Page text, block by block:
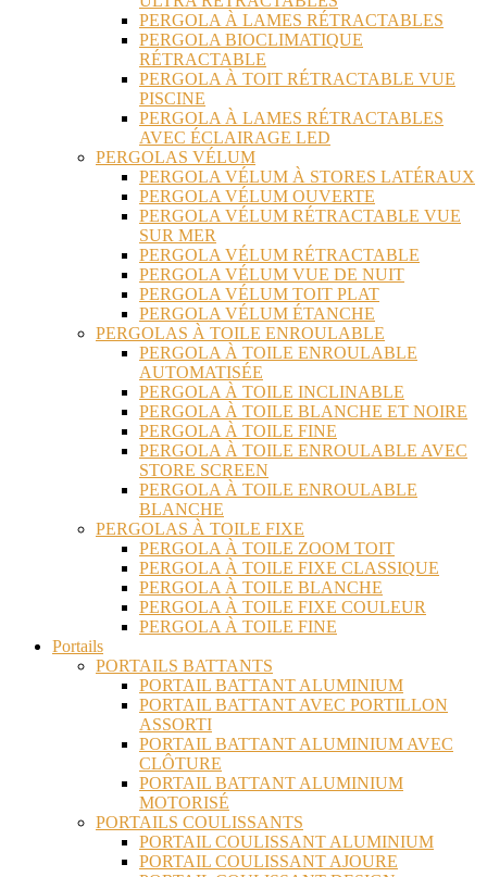
PERGOLA À LAMES RÉTRACTABLES
PERGOLA BIOCLIMATIQUE
RÉTRACTABLE
PERGOLA À TOIT RÉTRACTABLE VUE
PISCINE
PERGOLA À LAMES RÉTRACTABLES
AVEC ÉCLAIRAGE LED
PERGOLAS VÉLUM
PERGOLA VÉLUM À STORES LATÉRAUX
PERGOLA VÉLUM OUVERTE
PERGOLA VÉLUM RÉTRACTABLE VUE
SUR MER
PERGOLA VÉLUM RÉTRACTABLE
PERGOLA VÉLUM VUE DE NUIT
PERGOLA VÉLUM TOIT PLAT
PERGOLA VÉLUM ÉTANCHE
PERGOLAS À TOILE ENROULABLE
PERGOLA À TOILE ENROULABLE
AUTOMATISÉE
PERGOLA À TOILE INCLINABLE
PERGOLA À TOILE BLANCHE ET NOIRE
PERGOLA À TOILE FINE
PERGOLA À TOILE ENROULABLE AVEC
STORE SCREEN
PERGOLA À TOILE ENROULABLE
BLANCHE
PERGOLAS À TOILE FIXE
PERGOLA À TOILE ZOOM TOIT
PERGOLA À TOILE FIXE CLASSIQUE
PERGOLA À TOILE BLANCHE
PERGOLA À TOILE FIXE COULEUR
PERGOLA À TOILE FINE
Portails
PORTAILS BATTANTS
PORTAIL BATTANT ALUMINIUM
PORTAIL BATTANT AVEC PORTILLON
ASSORTI
PORTAIL BATTANT ALUMINIUM AVEC
CLÔTURE
PORTAIL BATTANT ALUMINIUM
MOTORISÉ
PORTAILS COULISSANTS
PORTAIL COULISSANT ALUMINIUM
PORTAIL COULISSANT AJOURE